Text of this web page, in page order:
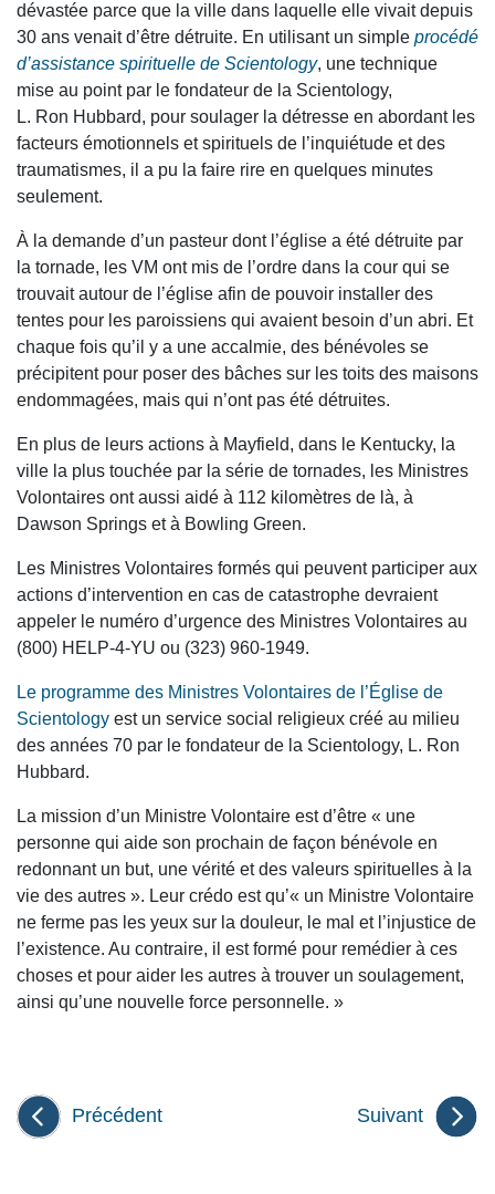
dévastée parce que la ville dans laquelle elle vivait depuis
30 ans venait d’être détruite. En utilisant un simple procédé
d’assistance spirituelle de Scientology, une technique
mise au point par le fondateur de la Scientology,
L. Ron Hubbard, pour soulager la détresse en abordant les
facteurs émotionnels et spirituels de l’inquiétude et des
traumatismes, il a pu la faire rire en quelques minutes
seulement.
À la demande d’un pasteur dont l’église a été détruite par
la tornade, les VM ont mis de l’ordre dans la cour qui se
trouvait autour de l’église afin de pouvoir installer des
tentes pour les paroissiens qui avaient besoin d’un abri. Et
chaque fois qu’il y a une accalmie, des bénévoles se
précipitent pour poser des bâches sur les toits des maisons
endommagées, mais qui n’ont pas été détruites.
En plus de leurs actions à Mayfield, dans le Kentucky, la
ville la plus touchée par la série de tornades, les Ministres
Volontaires ont aussi aidé à 112 kilomètres de là, à
Dawson Springs et à Bowling Green.
Les Ministres Volontaires formés qui peuvent participer aux
actions d’intervention en cas de catastrophe devraient
appeler le numéro d’urgence des Ministres Volontaires au
(800) HELP-4-YU ou (323) 960-1949.
Le programme des Ministres Volontaires de l’Église de
Scientology est un service social religieux créé au milieu
des années 70 par le fondateur de la Scientology, L. Ron
Hubbard.
La mission d’un Ministre Volontaire est d’être « une
personne qui aide son prochain de façon bénévole en
redonnant un but, une vérité et des valeurs spirituelles à la
vie des autres ». Leur crédo est qu’« un Ministre Volontaire
ne ferme pas les yeux sur la douleur, le mal et l’injustice de
l’existence. Au contraire, il est formé pour remédier à ces
choses et pour aider les autres à trouver un soulagement,
ainsi qu’une nouvelle force personnelle. »
Précédent Suivant